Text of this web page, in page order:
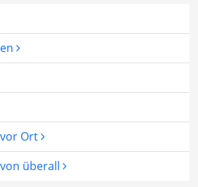
Ort
überall